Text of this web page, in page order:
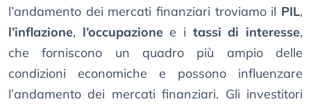
l’andamento dei mercati finanziari troviamo il PIL,
l’inflazione, l’occupazionee i tassi di interesse,
che forniscono un quadro più ampio delle
condizioni economiche e possono influenzare
l’andamento dei mercati finanziari. Gli investitori